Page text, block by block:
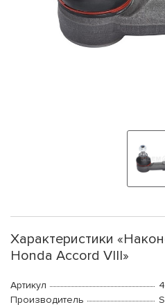
Характеристики
Honda Accord VIII»
Артикул
Производитель